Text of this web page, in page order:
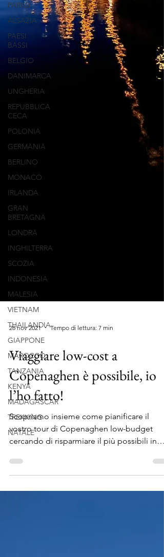
PARIGI
ALSAZIA
PAESI
BASSI
BELGIO
DANIMARCA
UNGHERIA
REPUBBLICA
CECA
POLONIA
GERMANIA
BERLINO
MONACO
IRLANDA
GRAN
BRETAGNA
LONDRA
INGHILTERRA
SCOZIA
INDONESIA
MALESIA
VIETNAM
THAILANDIA
GIAPPONE
MAROCCO
TANZANIA
KENYA
MADAGASCAR
TREKKING
NATALE
Viaggiare low-cost a
Copenaghen è possibile, io
l’ho fatto!
Scopriamo insieme come pianificare il
vostro tour di Copenaghen low-budget
cercando di risparmiare il più possibili in